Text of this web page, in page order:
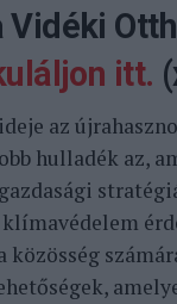
Vidéki
itt.
az
hulladék az,
közösség